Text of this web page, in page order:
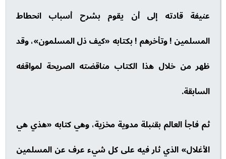
عنيفة قادته إلى أن يقوم بشرح أسباب انحطاط
المسلمين ! وتأخرهم ! بكتابه «كيف ذل المسلمون»، وقد
ظهر من خلال هذا الكتاب مناقضته الصريحة لمواقفه
السابقة.
ثم فاجأ العالم بقنبلة مدوية مخزية، وهي كتابه «هذي هي
الأغلال» الذي ثار فيه على كل شيء عرف عن المسلمين